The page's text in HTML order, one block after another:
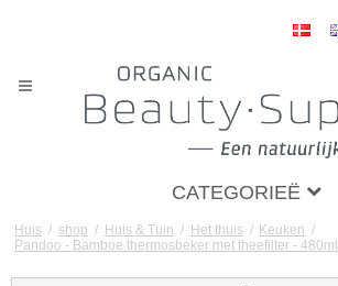
CATEGORIEË
Huis / shop / Huis & Tuin / Het thuis / Keuken /
Pandoo - Bamboe thermosbeker met theefilter - 480ml